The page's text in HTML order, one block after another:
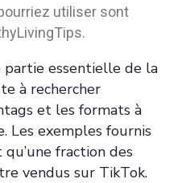
utiliser sont
partie essentielle de la
à rechercher
et les formats à
Les exemples fournis
fraction des
vendus sur TikTok.